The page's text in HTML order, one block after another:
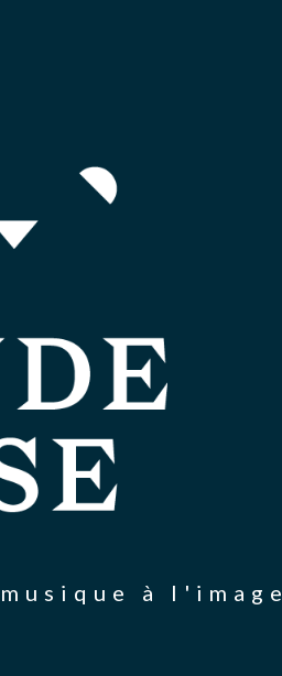
à l'image